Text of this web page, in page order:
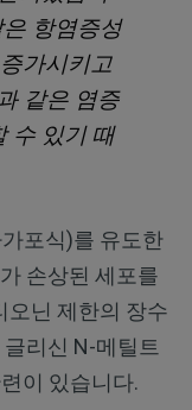
항염증성
가시키고
같은 염증
수 있기 때
포식)를 유도한
손상된 세포를
오닌 제한의 장수
리신 N-메틸트
이 있습니다.